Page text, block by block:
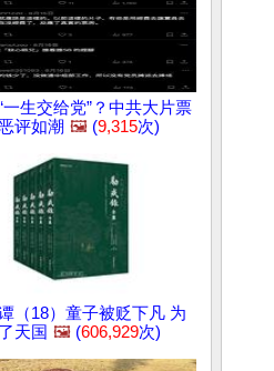
一生交给党”？中共大片票
评如潮 🖼️ (9,315次)
（18）童子被贬下凡 为
天国 🖼️ (606,929次)